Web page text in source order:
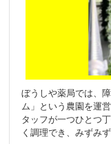
圧や心臓のリズムを
参考にぜひご利用ください。 血管年齢測定 (6/
にセットするだけで
等を基に血管年齢が
測定です。（対象年齢：20歳～） 測定
詳しくご説明させて
皆様の健康をサポー
を心よりお待ちして
つの神戸店」へお立ち寄りくださ
ぼうしや薬局 たつの
ぼうしや薬局では、
ム」という農園を運営しています。 “
タッフが一つひとつ丁
く調理でき、みずみ